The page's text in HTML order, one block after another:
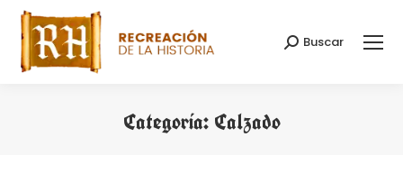
Buscar:
Buscar
Categoría: Calzado